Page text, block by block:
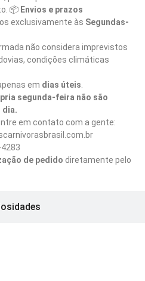
📦 Envios e prazos
exclusivamente às Segundas-
não considera imprevistos
condições climáticas
em dias úteis
segunda-feira não são
dia.
em contato com a gente:
de pedido diretamente pelo